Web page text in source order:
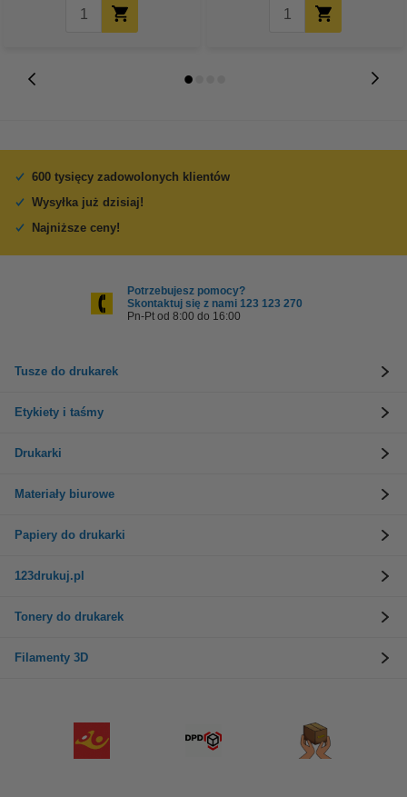
600 tysięcy zadowolonych klientów
Wysyłka już dzisiaj!
Najniższe ceny!
Potrzebujesz pomocy?
Skontaktuj się z nami 123 123 270
Pn-Pt od 8:00 do 16:00
Tusze do drukarek
Etykiety i taśmy
Drukarki
Materiały biurowe
Papiery do drukarki
123drukuj.pl
Tonery do drukarek
Filamenty 3D